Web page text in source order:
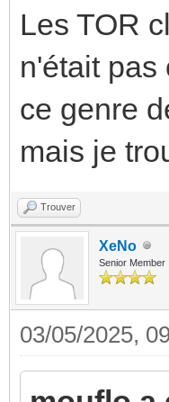
Les TOR
n'était pas
ce genre
mais je
Trouver
XeNo
Senior Member
03/05/2025,